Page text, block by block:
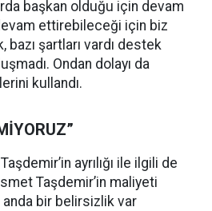
başkan olduğu için devam
ettirebileceği için biz
bazı şartları vardı destek
Ondan dolayı da
kullandı.
ayrılığı ile ilgili de
Taşdemir’in maliyeti
bir belirsizlik var